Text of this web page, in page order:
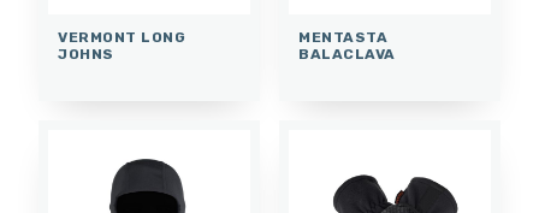
VERMONT LONG
JOHNS
MENTASTA
BALACLAVA